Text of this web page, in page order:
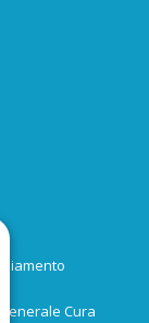
Cura